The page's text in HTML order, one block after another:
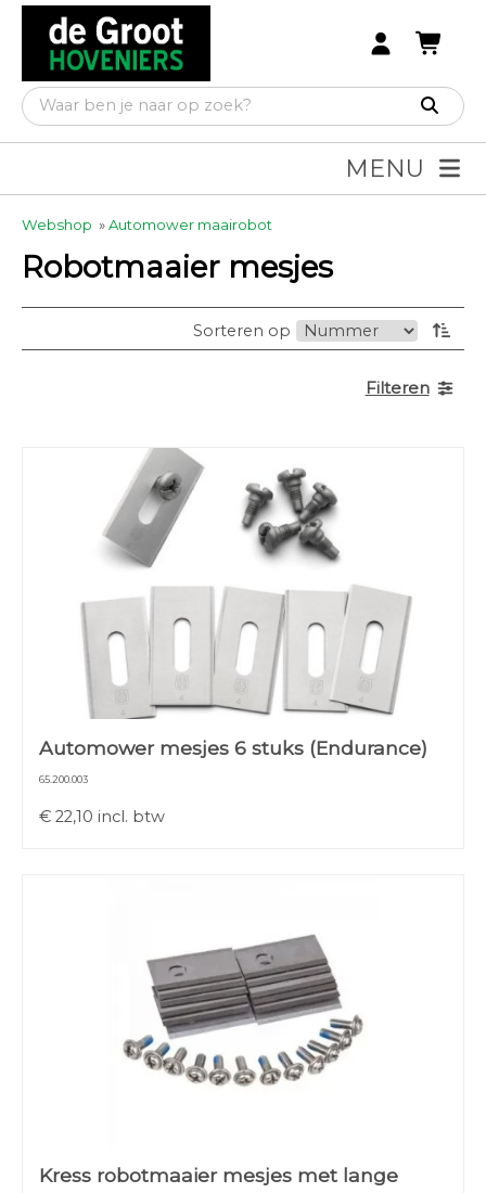
MENU
Webshop »Automower maairobot
Robotmaaier mesjes
Sorteren op
Filteren
Automower mesjes 6 stuks (Endurance)
65.200.003
€ 22,10 incl. btw
Kress robotmaaier mesjes met lange